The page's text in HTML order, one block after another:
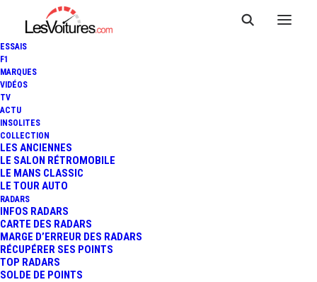
ESSAIS
F1
MARQUES
VIDÉOS
TV
ACTU
INSOLITES
COLLECTION
LES ANCIENNES
LE SALON RÉTROMOBILE
LE MANS CLASSIC
LE TOUR AUTO
RADARS
INFOS RADARS
CARTE DES RADARS
MARGE D’ERREUR DES RADARS
RÉCUPÉRER SES POINTS
TOP RADARS
SOLDE DE POINTS
18 novembre 2016